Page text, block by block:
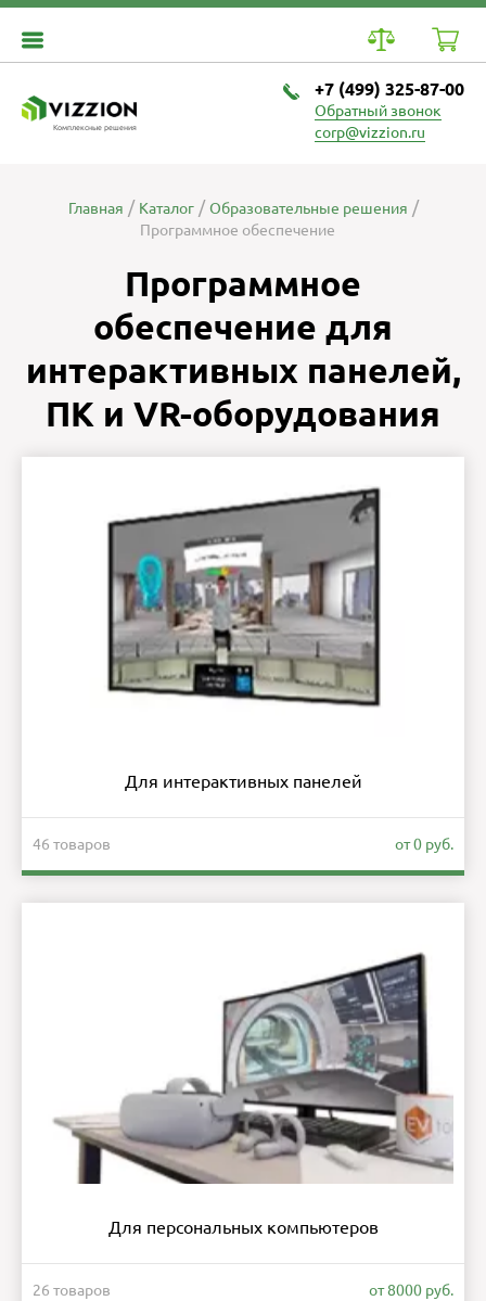
Комплексные решения
+7 (499) 325-87-00
Обратный звонок
corp@vizzion.ru
Главная Каталог
Образовательные решения
Программное обеспечение
Программное
обеспечение для
интерактивных панелей,
ПК и VR-оборудования
Для интерактивных панелей
46 товаров от 0 руб.
Для персональных компьютеров
26 товаров от 8000 руб.